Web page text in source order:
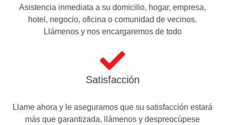
Asistencia inmediata a su domicilio, hogar, empresa,
hotel, negocio, oficina o comunidad de vecinos.
Llámenos y nos encargaremos de todo
Satisfacción
Llame ahora y le aseguramos que su satisfacción estará
más que garantizada, llámenos y despreocúpese